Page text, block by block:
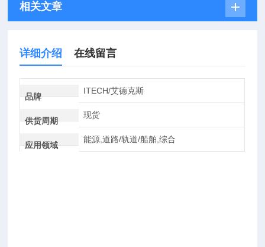
相关文章
详细介绍 在线留言
品牌
ITECH/艾德克斯
供货周期
现货
应用领域
能源,道路/轨道/船舶,综合